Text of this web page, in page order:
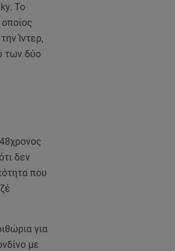
Το
Ίντερ,
των δύο
δεν
που
για
με